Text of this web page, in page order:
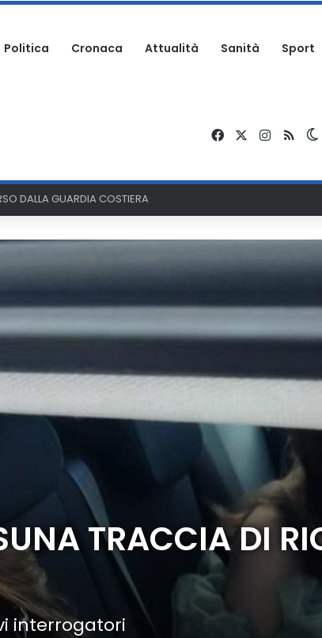
Politica Cronaca Attualità Sanità Sport
Facebook RSS
ABITAZIONE
TRACCIA DI
interrogatori